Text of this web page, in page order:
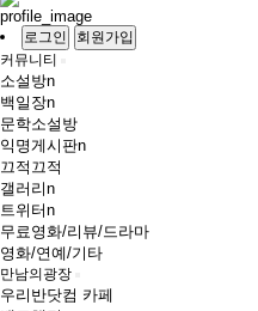
로그인
회원가입
커뮤니티
소설방n
백일장n
문학소설방
익명게시판n
끄적끄적
갤러리n
트위터n
무료영화/리뷰/드라마
영화/연예/기타
만남의광장
우리반닷컴 카페